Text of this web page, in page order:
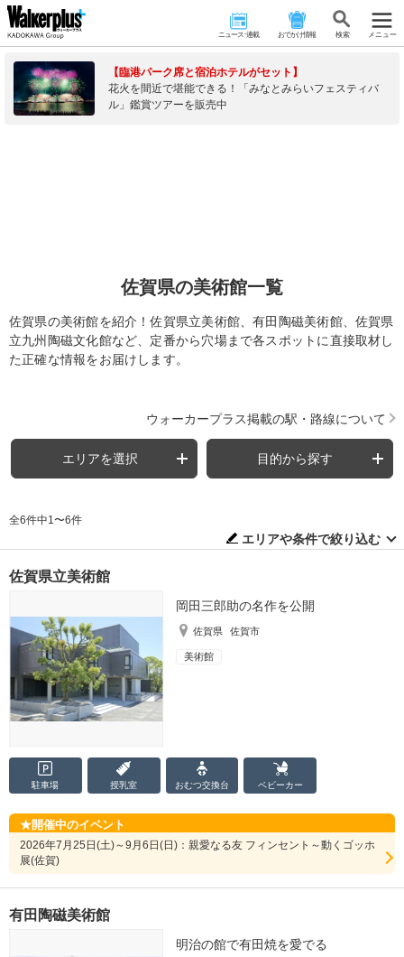
ニュース･連載 おでかけ情報 検 索 メニュー
【臨港パーク席と宿泊ホテルがセット】
花火を間近で堪能できる！「みなとみらいフェスティバ
ル」鑑賞ツアーを販売中
佐賀県の美術館一覧
佐賀県の美術館を紹介！佐賀県立美術館、有田陶磁美術館、佐賀県
立九州陶磁文化館など、定番から穴場まで各スポットに直接取材し
た正確な情報をお届けします。
ウォーカープラス掲載の駅・路線について
エリアを選択 目的から探す
全6件中1〜6件
エリアや条件で絞り込む
佐賀県立美術館
岡田三郎助の名作を公開
佐賀県 佐賀市
美術館
駐車場 授乳室 おむつ交換台 ベビーカー
開催中のイベント
2026年7月25日(土)～9月6日(日)：親愛なる友 フィンセント～動くゴッホ
展(佐賀)
有田陶磁美術館
明治の館で有田焼を愛でる